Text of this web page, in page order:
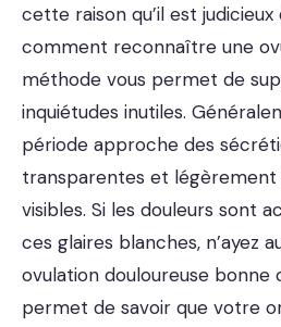
cette raison qu’il est judicieux
comment reconnaître une
méthode vous permet de
inquiétudes inutiles.
période approche des
transparentes et légèrement
visibles. Si les douleurs sont
ces glaires blanches, n’ayez
ovulation douloureuse bonne
permet de savoir que votre